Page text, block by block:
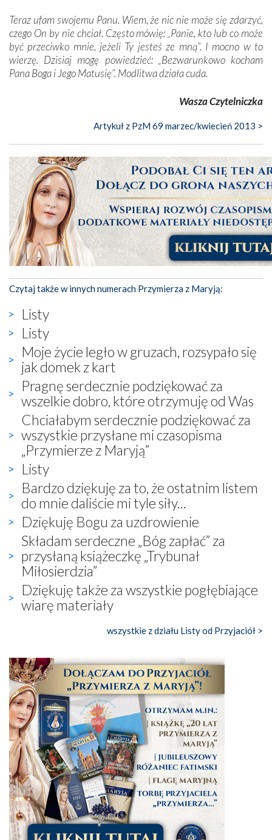
Teraz ufam swojemu Panu. Wiem, że nic nie może się zdarzyć,
czego On by nie chciał. Często mówię: „Panie, kto lub co może
być przeciwko mnie, jeżeli Ty jesteś ze mną”. I mocno w to
wierzę. Dzisiaj mogę powiedzieć: „Bezwarunkowo kocham
Pana Boga i Jego Matusię”. Modlitwa działa cuda.
Wasza Czytelniczka
Artykuł z PzM 69 marzec/kwiecień 2013 >
Czytaj także w innych numerach Przymierza z Maryją:
Listy
Listy
Moje życie legło w gruzach, rozsypało się
jak domek z kart
Pragnę serdecznie podziękować za
wszelkie dobro, które otrzymuję od Was
Chciałabym serdecznie podziękować za
wszystkie przysłane mi czasopisma
„Przymierze z Maryją”
Listy
Bardzo dziękuję za to, że ostatnim listem
do mnie daliście mi tyle siły...
Dziękuję Bogu za uzdrowienie
Składam serdeczne „Bóg zapłać” za
przysłaną książeczkę „Trybunał
Miłosierdzia”
Dziękuję także za wszystkie pogłębiające
wiarę materiały
wszystkie z działu Listy od Przyjaciół >